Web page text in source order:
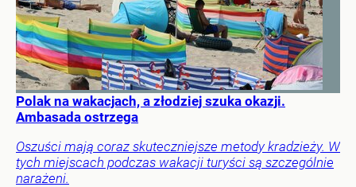
Polak na wakacjach, a złodziej szuka okazji.
Ambasada ostrzega
Oszuści mają coraz skuteczniejsze metody kradzieży. W
tych miejscach podczas wakacji turyści są szczególnie
narażeni.